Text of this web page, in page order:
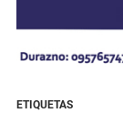
ETIQUETAS